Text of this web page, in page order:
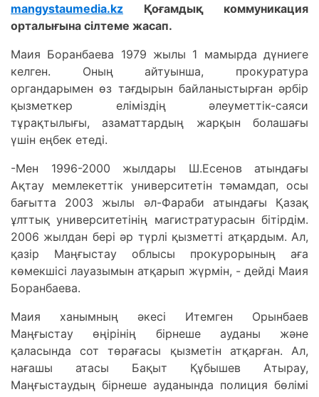
mangystaumedia.kz Қоғамдық коммуникация
орталығына сілтеме жасап.
Маия Боранбаева 1979 жылы 1 мамырда дүниеге
келген. Оның айтуынша, прокуратура
органдарымен өз тағдырын байланыстырған әрбір
қызметкер еліміздің әлеуметтік-саяси
тұрақтылығы, азаматтардың жарқын болашағы
үшін еңбек етеді.
-Мен 1996-2000 жылдары Ш.Есенов атындағы
Ақтау мемлекеттік университетін тәмамдап, осы
бағытта 2003 жылы әл-Фараби атындағы Қазақ
ұлттық университетінің магистратурасын бітірдім.
2006 жылдан бері әр түрлі қызметті атқардым. Ал,
қазір Маңғыстау облысы прокурорының аға
көмекшісі лауазымын атқарып жүрмін, - дейді Маия
Боранбаева.
Маия ханымның әкесі Итемген Орынбаев
Маңғыстау өңірінің бірнеше ауданы және
қаласында сот төрағасы қызметін атқарған. Ал,
нағашы атасы Бақыт Құбышев Атырау,
Маңғыстаудың бірнеше ауданында полиция бөлімі